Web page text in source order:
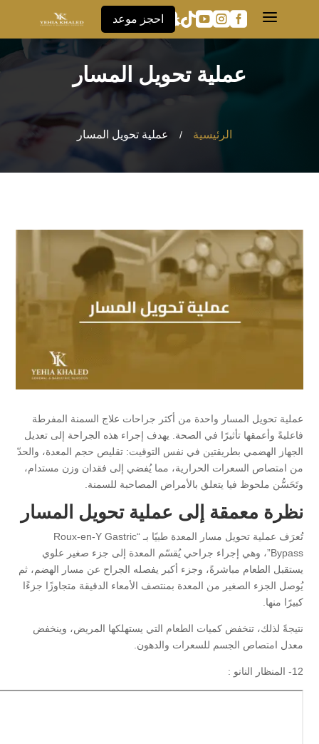
a




 احجز موعد
عملية تحويل المسار
الرئيسية / عملية تحويل المسار
عملية تحويل المسار واحدة من أكثر جراحات علاج السمنة المفرطة
فاعليةً وأعمقها تأثيرًا في الصحة. يهدف إجراء هذه الجراحة إلى تعديل
الجهاز الهضمي بطريقتين في نفس التوقيت: تقليص حجم المعدة، والحدّ
من امتصاص السعرات الحرارية، مما يُفضي إلى فقدان وزن مستدام،
وتَحَسُّن ملحوظ فيا يتعلق بالأمراض المصاحبة للسمنة.
نظرة معمقة إلى عملية تحويل المسار
تُعرَف عملية تحويل مسار المعدة طبيًا بـ “Roux-en-Y Gastric
Bypass”، وهي إجراء جراحي يُقسّم المعدة إلى جزء صغير علوي
يستقبل الطعام مباشرةً، وجزء أكبر يفصله الجراح عن مسار الهضم، ثم
يُوصل الجزء الصغير من المعدة بمنتصف الأمعاء الدقيقة متجاوزًا جزءًا
كبيرًا منها.
نتيجةً لذلك، تنخفض كميات الطعام التي يستهلكها المريض، وينخفض
معدل امتصاص الجسم للسعرات والدهون.
12- المنظار النانو :